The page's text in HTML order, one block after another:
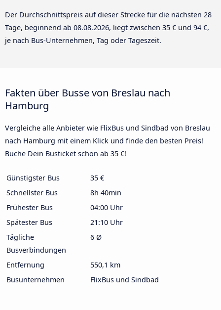
Der Durchschnittspreis auf dieser Strecke für die nächsten 28
Tage, beginnend ab 08.08.2026, liegt zwischen 35 € und 94 €,
je nach Bus-Unternehmen, Tag oder Tageszeit.
Fakten über Busse von Breslau nach
Hamburg
Vergleiche alle Anbieter wie FlixBus und Sindbad von Breslau
nach Hamburg mit einem Klick und finde den besten Preis!
Buche Dein Busticket schon ab 35 €!
Günstigster Bus
35 €
Schnellster Bus
8h 40min
Frühester Bus
04:00 Uhr
Spätester Bus
21:10 Uhr
Tägliche
Busverbindungen
6 Ø
Entfernung
550,1 km
Busunternehmen
FlixBus und Sindbad